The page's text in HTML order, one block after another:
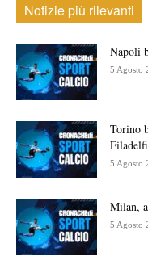
Notizie più rilevanti
Napoli
5 Agosto
Torino
5 Agosto
Milan,
5 Agosto